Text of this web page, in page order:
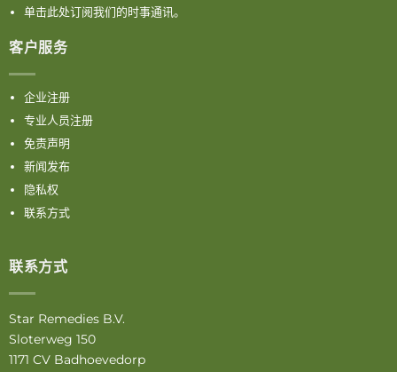
单击此处订阅我们的时事通讯。
客户服务
企业注册
专业人员注册
免责声明
新闻发布
隐私权
联系方式
联系方式
Star Remedies B.V.
Sloterweg 150
1171 CV Badhoevedorp